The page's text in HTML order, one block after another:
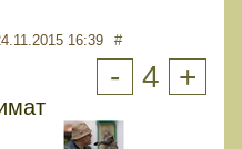
16:39 #
- 4 +